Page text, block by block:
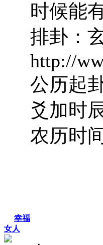
幸福
女人
时候能
排卦
http://
公历起
爻加时辰
农历时
坎